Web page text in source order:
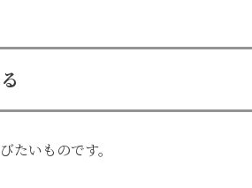
たいものです。